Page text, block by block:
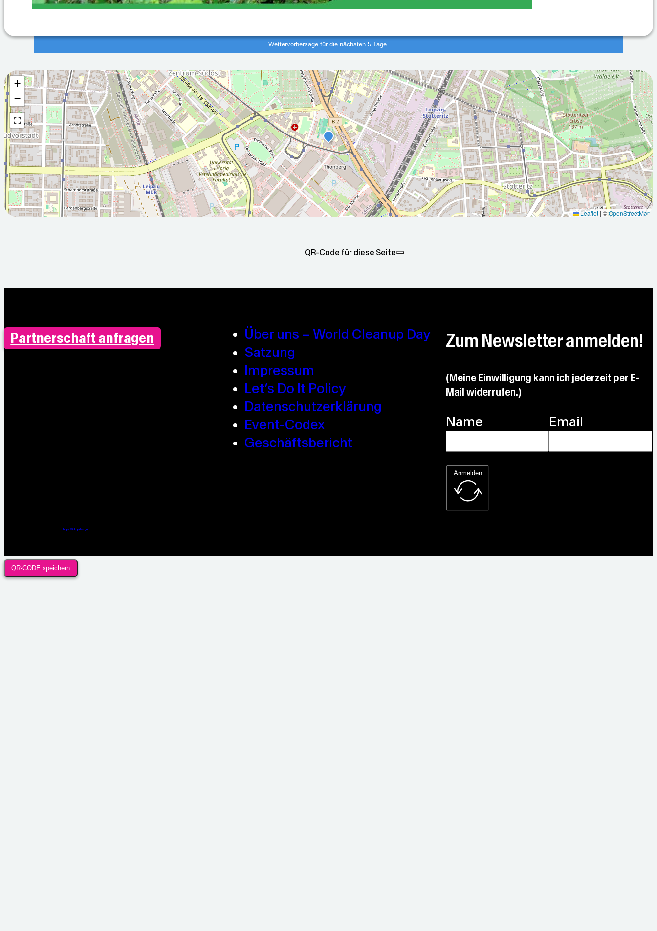
Wettervorhersage für die nächsten 5 Tage
2026-08-
08T05:00:00Z
Sonnig
2026-08-
09T05:00:00Z
Teilweise sonnig
2026-08-
10T05:00:00Z
Teilweise sonnig
2026-08-
11T05:00:00Z
Sonnig
2026-08-
12T05:00:00Z
Sonnig
Wettervorhersage für die nächsten 5 Tage
+
−
Leaflet | ©OpenStreetMap
QR-Code für diese Seite
Partnerschaft anfragen
Über uns – World Cleanup Day
Satzung
Impressum
Let’s Do It Policy
Datenschutzerklärung
Event-Codex
Geschäftsbericht
Zum Newsletter anmelden!
(Meine Einwilligung kann ich jederzeit per E-
Mail widerrufen.)
Name Email
Anmelden
https://linkup.design
QR-CODE speichern